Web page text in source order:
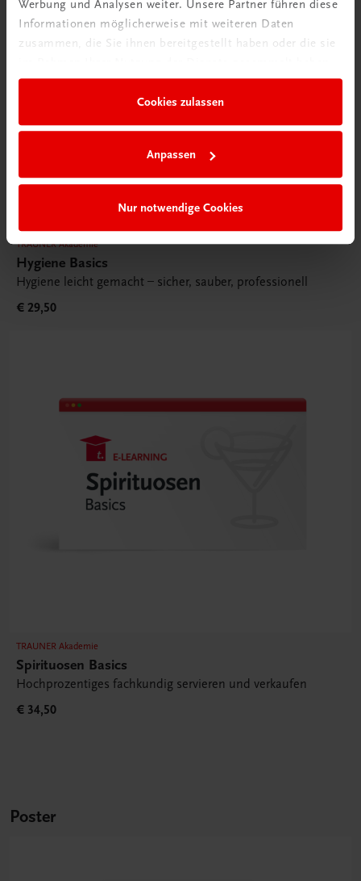
Werbung und Analysen weiter. Unsere Partner führen diese
Informationen möglicherweise mit weiteren Daten
zusammen, die Sie ihnen bereitgestellt haben oder die sie
Cookies zulassen
Anpassen
Nur notwendige Cookies
TRAUNER Akademie
Hygiene Basics
Hygiene leicht gemacht – sicher, sauber, professionell
€ 29,50
TRAUNER Akademie
Spirituosen Basics
Hochprozentiges fachkundig servieren und verkaufen
€ 34,50
Poster